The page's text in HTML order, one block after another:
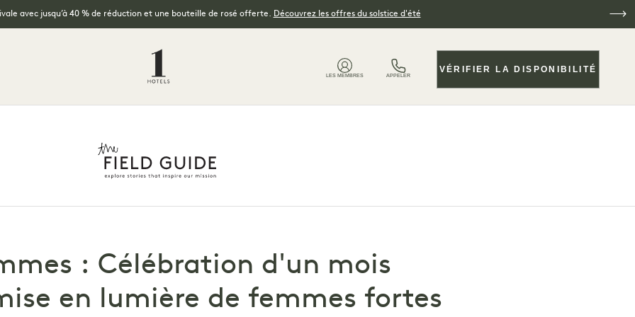
avec jusqu’à 40 % de réduction et une bouteille de rosé offerte. Découvrez les offres du solstice d'été
LES MEMBRES APPELER
VÉRIFIER LA DISPONIBILITÉ
: Célébration d'un mois
en lumière de femmes fortes